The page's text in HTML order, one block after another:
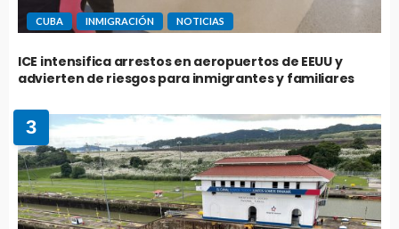
CUBA INMIGRACIÓN NOTICIAS
ICE intensifica arrestos en aeropuertos de EEUU y
advierten de riesgos para inmigrantes y familiares
3